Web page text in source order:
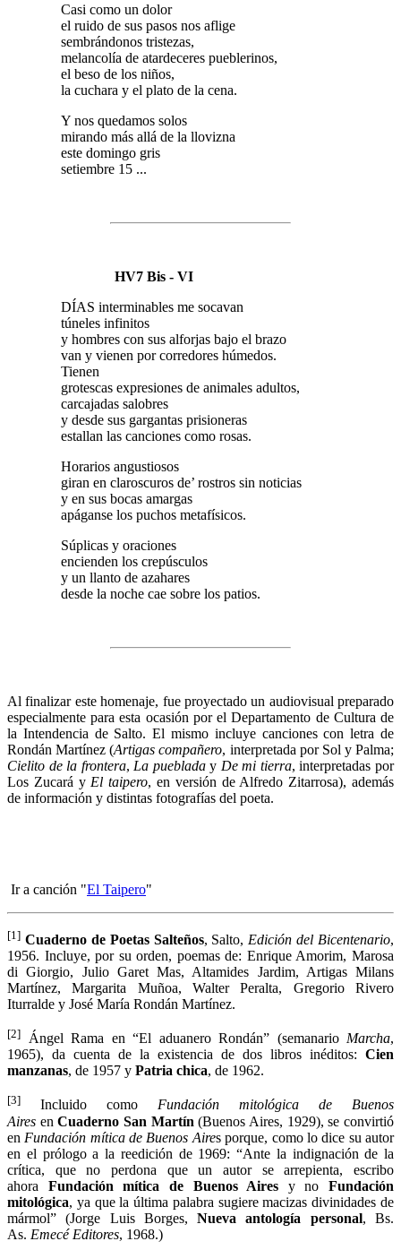
Casi como un dolor
el ruido de sus pasos nos aflige
sembrándonos tristezas,
melancolía de atardeceres pueblerinos,
el beso de los niños,
la cuchara y el plato de la cena.
Y nos quedamos solos
mirando más allá de la llovizna
este domingo gris
setiembre 15 ...
HV7 Bis - VI
DÍAS interminables me socavan
túneles infinitos
y hombres con sus alforjas bajo el brazo
van y vienen por corredores húmedos.
Tienen
grotescas expresiones de animales adultos,
carcajadas salobres
y desde sus gargantas prisioneras
estallan las canciones como rosas.
Horarios angustiosos
giran en claroscuros de’ rostros sin noticias
y en sus bocas amargas
apáganse los puchos metafísicos.
Súplicas y oraciones
encienden los crepúsculos
y un llanto de azahares
desde la noche cae sobre los patios.
Al finalizar este homenaje, fue proyectado un audiovisual preparado
especialmente para esta ocasión por el Departamento de Cultura de
la Intendencia de Salto. El mismo incluye canciones con letra de
Rondán Martínez (Artigas compañero, interpretada por Sol y Palma;
Cielito de la frontera, La puebladay De mi tierra, interpretadas por
Los Zucará y El taipero, en versión de Alfredo Zitarrosa), además
de información y distintas fotografías del poeta.
Ir a canción "El Taipero"
[1] Cuaderno de Poetas Salteños, Salto, Edición del Bicentenario,
1956. Incluye, por su orden, poemas de: Enrique Amorim, Marosa
di Giorgio, Julio Garet Mas, Altamides Jardim, Artigas Milans
Martínez, Margarita Muñoa, Walter Peralta, Gregorio Rivero
Iturralde y José María Rondán Martínez.
[2] Ángel Rama en “El aduanero Rondán” (semanario Marcha,
1965), da cuenta de la existencia de dos libros inéditos: Cien
manzanas, de 1957 y Patria chica, de 1962.
[3] Incluido como Fundación mitológica de Buenos
Aires enCuaderno San Martín (Buenos Aires, 1929), se convirtió
en Fundación mítica de Buenos Aires porque, como lo dice su autor
en el prólogo a la reedición de 1969: “Ante la indignación de la
crítica, que no perdona que un autor se arrepienta, escribo
ahora Fundación mítica de Buenos Aires y no Fundación
mitológica, ya que la última palabra sugiere macizas divinidades de
mármol” (Jorge Luis Borges,Nueva antología personal, Bs.
As. Emecé Editores, 1968.)